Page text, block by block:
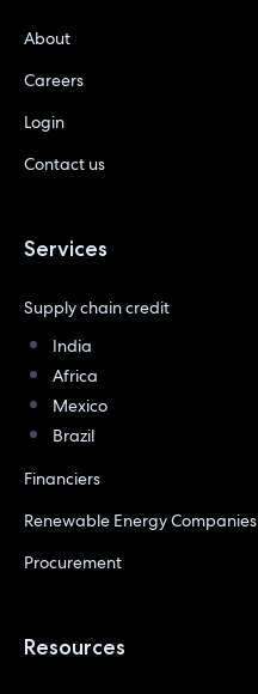
About
Careers
Login
Contact us
Services
Supply chain credit
India
Africa
Mexico
Brazil
Financiers
Renewable Energy Companies
Procurement
Resources